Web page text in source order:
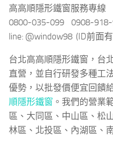
高高順隱形鐵窗服務專線
0800-035-099 0908-
line: @window98 (ID前面
台北高高順隱形鐵窗，台
直營，並自行研發多種工
優勢，以批發價便宜回饋
順隱形鐵窗 。我們的營業
區、大同區、中山區、松
林區、北投區、內湖區、